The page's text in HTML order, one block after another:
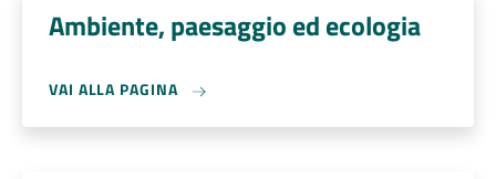
Ambiente, paesaggio ed ecologia
VAI ALLA PAGINA